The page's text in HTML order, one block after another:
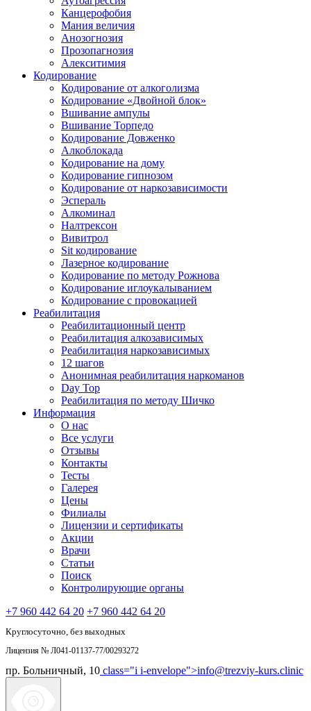
Канцерофобия
Мания величия
Анозогнозия
Прозопагнозия
Алекситимия
Кодирование
Кодирование от алкоголизма
Кодирование «Двойной блок»
Вшивание ампулы
Вшивание Торпедо
Кодирование Довженко
Алкоблокада
Кодирование на дому
Кодирование гипнозом
Кодирование от наркозависимости
Эспераль
Алкоминал
Налтрексон
Вивитрол
Sit кодирование
Лазерное кодирование
Кодирование по методу Рожнова
Кодирование иглоукалыванием
Кодирование с провокацией
Реабилитация
Реабилитационный центр
Реабилитация алкозависимых
Реабилитация наркозависимых
12 шагов
Анонимная реабилитация наркоманов
Day Top
Реабилитация по методу Шичко
Информация
О нас
Все услуги
Отзывы
Контакты
Тесты
Галерея
Цены
Филиалы
Лицензии и сертификаты
Акции
Врачи
Статьи
Поиск
Контролирующие органы
+7 960 442 64 20 +7 960 442 64 20
Круглосуточно, без выходных
Лицензия № Л041-01137-77/00293272
пр. Больничный, 10 class="i i-envelope">info@trezviy-kurs.clinic